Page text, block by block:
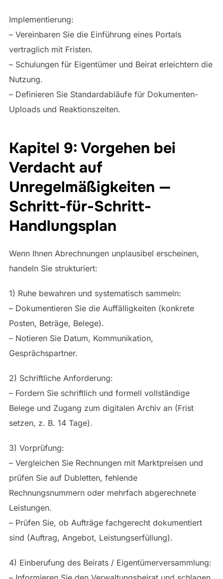
Implementierung:
– Vereinbaren Sie die Einführung eines Portals
vertraglich mit Fristen.
– Schulungen für Eigentümer und Beirat erleichtern die
Nutzung.
– Definieren Sie Standardabläufe für Dokumenten-
Uploads und Reaktionszeiten.
Kapitel 9: Vorgehen bei
Verdacht auf
Unregelmäßigkeiten —
Schritt-für-Schritt-
Handlungsplan
Wenn Ihnen Abrechnungen unplausibel erscheinen,
handeln Sie strukturiert:
1) Ruhe bewahren und systematisch sammeln:
– Dokumentieren Sie die Auffälligkeiten (konkrete
Posten, Beträge, Belege).
– Notieren Sie Datum, Kommunikation,
Gesprächspartner.
2) Schriftliche Anforderung:
– Fordern Sie schriftlich und formell vollständige
Belege und Zugang zum digitalen Archiv an (Frist
setzen, z. B. 14 Tage).
3) Vorprüfung:
– Vergleichen Sie Rechnungen mit Marktpreisen und
prüfen Sie auf Dubletten, fehlende
Rechnungsnummern oder mehrfach abgerechnete
Leistungen.
– Prüfen Sie, ob Aufträge fachgerecht dokumentiert
sind (Auftrag, Angebot, Leistungserfüllung).
4) Einberufung des Beirats / Eigentümerversammlung: